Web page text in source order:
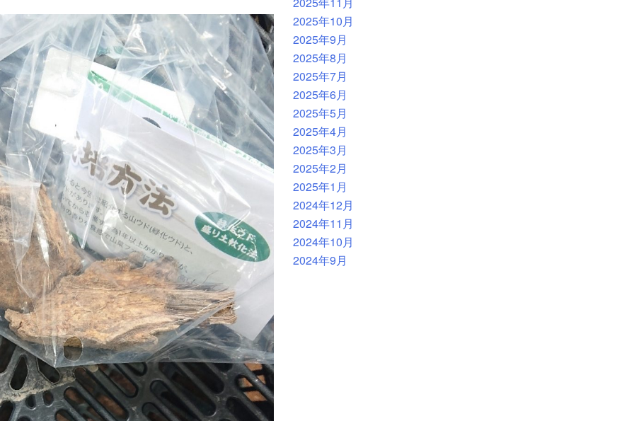
2025年10月
2025年9月
2025年8月
2025年7月
2025年6月
2025年5月
2025年4月
2025年3月
2025年2月
2025年1月
2024年12月
2024年11月
2024年10月
2024年9月